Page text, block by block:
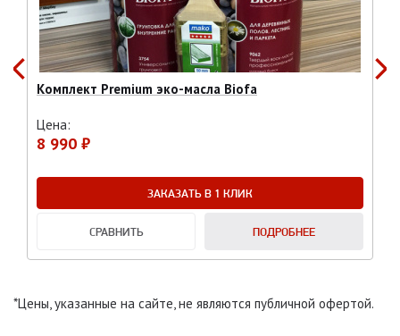
Комплект Premium эко-масла Biofa
Цена:
8 990 ₽
ЗАКАЗАТЬ В 1 КЛИК
СРАВНИТЬ ПОДРОБНЕЕ
*Цены, указанные на сайте, не являются публичной офертой.